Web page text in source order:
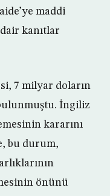
maddi
kanıtlar
7 milyar doların
İngiliz
kararını
bu durum,
önünü